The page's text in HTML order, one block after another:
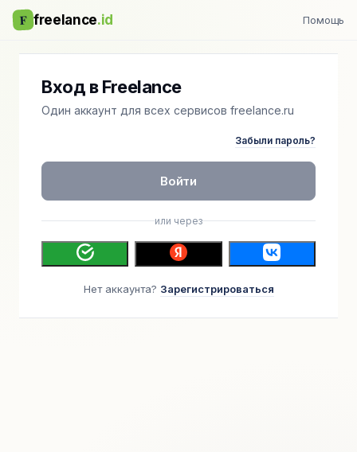
F freelance.id Помощь
Вход в Freelance
Один аккаунт для всех сервисов freelance.ru
Забыли пароль?
Войти
или через
Нет аккаунта? Зарегистрироваться